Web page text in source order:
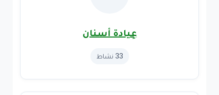
عِيادة أسنان
33 نشاط